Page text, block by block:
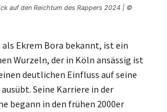
auf den Reichtum des Rappers 2024 | ©
Ekrem Bora bekannt, ist ein
Wurzeln, der in Köln ansässig ist
deutlichen Einfluss auf seine
Seine Karriere in der
begann in den frühen 2000er